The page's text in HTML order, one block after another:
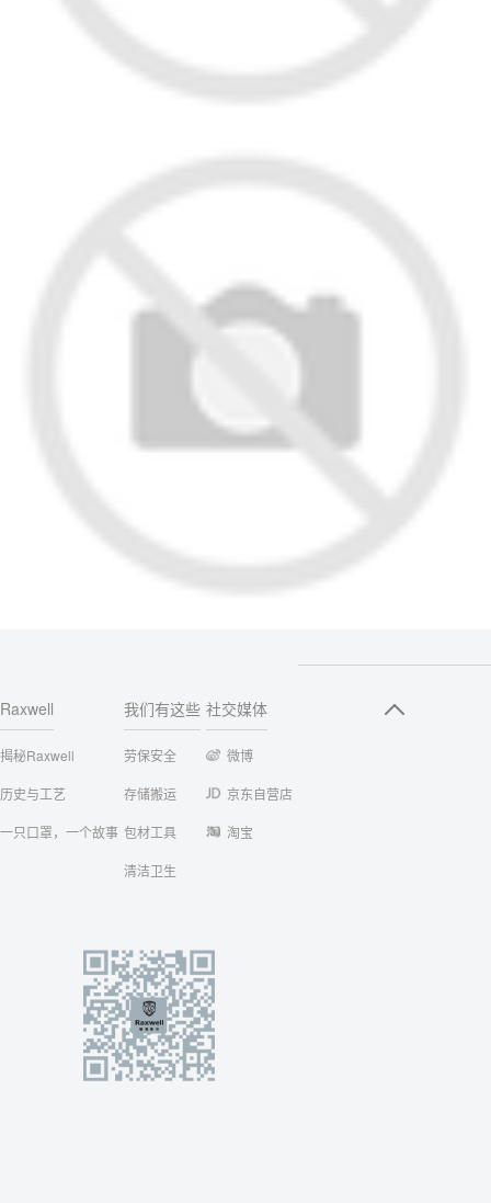
Raxwell
揭秘Raxwell
历史与工艺
一只口罩，一个故事
我们有这些
劳保安全
存储搬运
包材工具
清洁卫生
社交媒体
微博
京东自营店
淘宝